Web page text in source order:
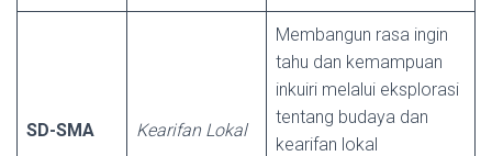
SD-SMA Kearifan Lokal
Membangun rasa ingin
tahu dan kemampuan
inkuiri melalui eksplorasi
tentang budaya dan
kearifan lokal